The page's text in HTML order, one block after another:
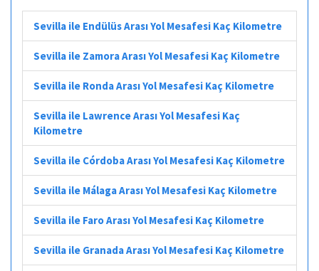
Sevilla ile Endülüs Arası Yol Mesafesi Kaç Kilometre
Sevilla ile Zamora Arası Yol Mesafesi Kaç Kilometre
Sevilla ile Ronda Arası Yol Mesafesi Kaç Kilometre
Sevilla ile Lawrence Arası Yol Mesafesi Kaç
Kilometre
Sevilla ile Córdoba Arası Yol Mesafesi Kaç Kilometre
Sevilla ile Málaga Arası Yol Mesafesi Kaç Kilometre
Sevilla ile Faro Arası Yol Mesafesi Kaç Kilometre
Sevilla ile Granada Arası Yol Mesafesi Kaç Kilometre